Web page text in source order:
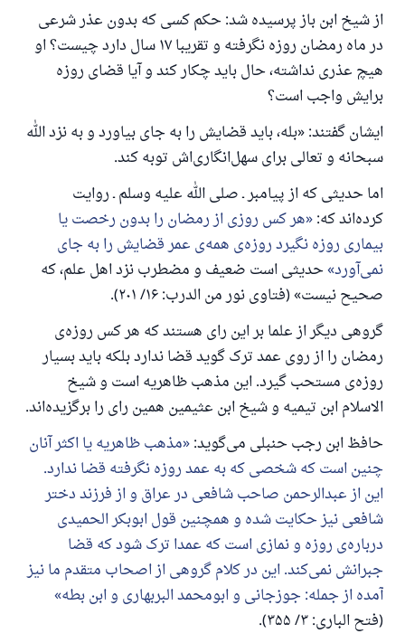
از شیخ ابن باز پرسیده شد: حکم کسی که بدون عذر شرعی
در ماه رمضان روزه نگرفته و تقریبا ۱۷ سال دارد چیست؟ او
هیچ عذری نداشته، حال باید چکار کند و آیا قضای روزه
برایش واجب است؟
ایشان گفتند: «بله، باید قضایش را به جای بیاورد و به نزد الله
سبحانه و تعالی برای سهل‌انگاری‌اش توبه کند.
اما حدیثی که از پیامبر ـ صلی الله علیه وسلم ـ روایت
کرده‌اند که: هر کس روزی از رمضان را بدون رخصت یا
بیماری روزه نگیرد روزه‌ی همه‌ی عمر قضایش را به جای
نمی‌آورد حدیثی است ضعیف و مضطرب نزد اهل علم، که
صحیح نیست» (فتاوی نور من الدرب: ۱۶/ ۲۰۱).
گروهی دیگر از علما بر این رای هستند که هر کس روزه‌ی
رمضان را از روی عمد ترک گوید قضا ندارد بلکه باید بسیار
روزه‌ی مستحب گیرد. این مذهب ظاهریه است و شیخ
الاسلام ابن تیمیه و شیخ ابن عثیمین همین رای را برگزیده‌اند.
حافظ ابن رجب حنبلی می‌گوید: مذهب ظاهریه یا اکثر آنان
چنین است که شخصی که به عمد روزه نگرفته قضا ندارد.
این از عبدالرحمن صاحب شافعی در عراق و از فرزند دختر
شافعی نیز حکایت شده و همچنین قول ابوبکر الحمیدی
درباره‌ی روزه و نمازی است که عمدا ترک شود که قضا
جبرانش نمی‌کند. این در کلام گروهی از اصحاب متقدم ما نیز
آمده از جمله: جوزجانی و ابومحمد البربهاری و ابن بطه
(فتح الباری: ۳/ ۳۵۵).
را نجات داد.
از پرسش تا پاسخ، کمک مالی شما «اسلام سوال و جواب» را
یاری می‌دهد.
رسول الله صلی الله علیه وسلم می‌فرماید
آنکه به سوی خیری راهنمایی کند مانند پاداش انجام
دهنده‌اش را خواهد داشت
(مسلم: ۱۸۹۳)
همکاری